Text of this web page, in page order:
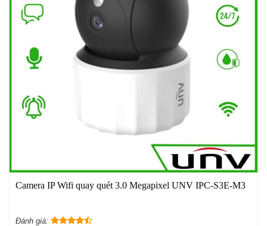
Camera IP Wifi quay quét 3.0 Megapixel UNV IPC-S3E-M3
Đánh giá: